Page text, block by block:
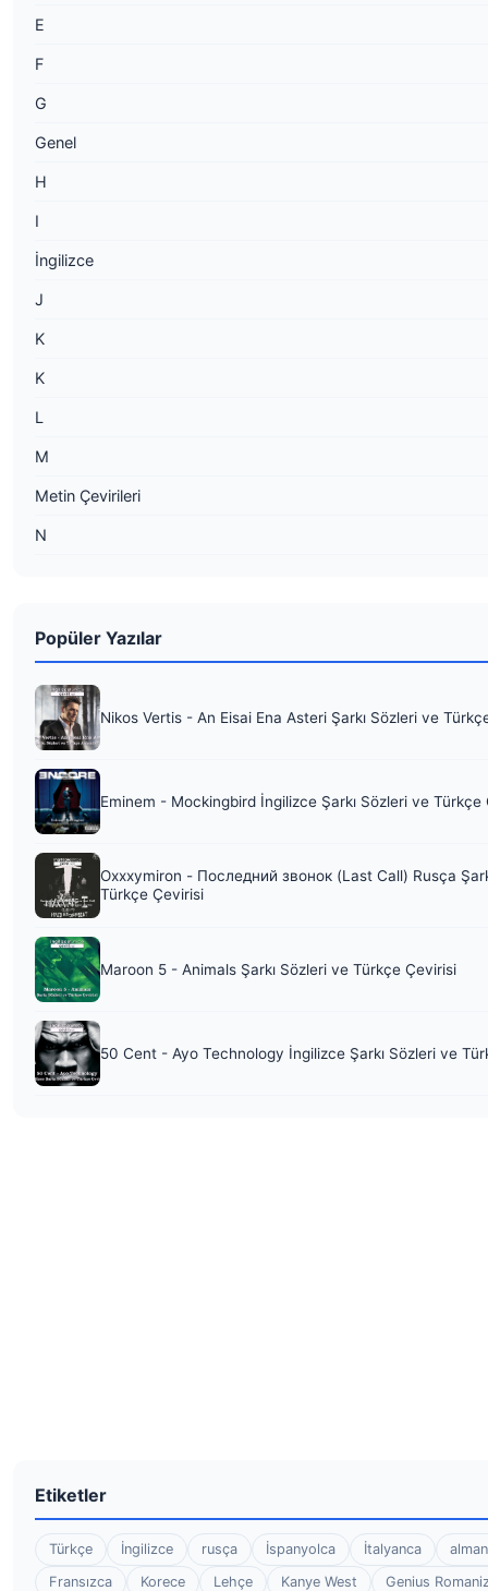
E
F
G
Genel
H
I
İngilizce
J
K
K
L
M
Metin Çevirileri
N
Popüler Yazılar
Nikos Vertis - An Eisai Ena Asteri Şarkı Sözleri ve
Eminem - Mockingbird İngilizce Şarkı Sözleri ve Türkçe
Oxxxymiron - Последний звонок (Last Call) Rusça
Türkçe Çevirisi
Maroon 5 - Animals Şarkı Sözleri ve Türkçe Çevirisi
50 Cent - Ayo Technology İngilizce Şarkı Sözleri ve
Etiketler
Türkçe İngilizce rusça İspanyolca İtalyanca
Fransızca
Korece Lehçe Kanye West
Genius